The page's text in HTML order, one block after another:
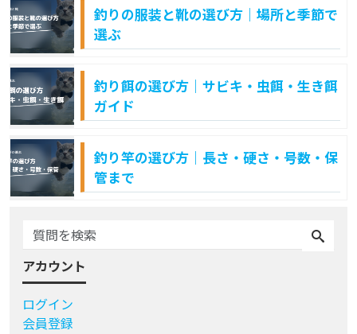
釣りの服装と靴の選び方｜場所と季節で
選ぶ
釣り餌の選び方｜サビキ・虫餌・生き餌
ガイド
釣り竿の選び方｜長さ・硬さ・号数・保
管まで
アカウント
ログイン
会員登録